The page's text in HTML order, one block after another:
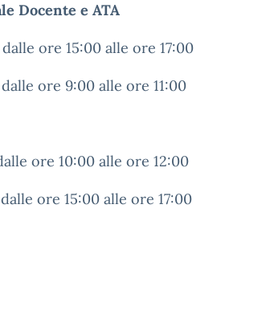
Docente e ATA
ore 15:00 alle ore 17:00
ore 9:00 alle ore 11:00
ore 10:00 alle ore 12:00
ore 15:00 alle ore 17:00